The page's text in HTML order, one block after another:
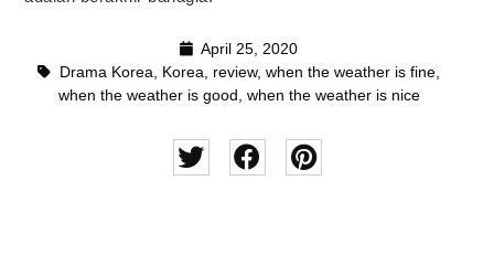
April 25, 2020
Drama Korea, Korea, review, when the weather is fine,
when the weather is good , when the weather is nice